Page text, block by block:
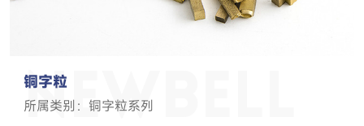
铜字粒
所属类别：铜字粒系列